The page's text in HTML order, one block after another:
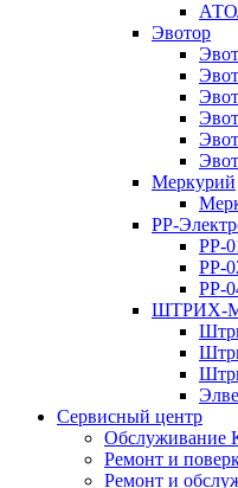
Эвотор
Меркурий
РР-
РР-
РР-
РР-
ШТРИХ-
Сервисный центр
Обслуживание
Ремонт и
Ремонт и